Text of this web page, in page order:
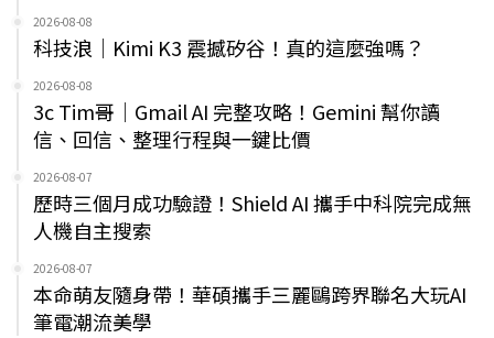
2026-08-08
科技浪｜Kimi K3 震撼矽谷！真的這麼強嗎？
2026-08-08
3c Tim哥｜Gmail AI 完整攻略！Gemini 幫你讀
信、回信、整理行程與一鍵比價
2026-08-07
歷時三個月成功驗證！Shield AI 攜手中科院完成無
人機自主搜索
2026-08-07
本命萌友隨身帶！華碩攜手三麗鷗跨界聯名大玩AI
筆電潮流美學